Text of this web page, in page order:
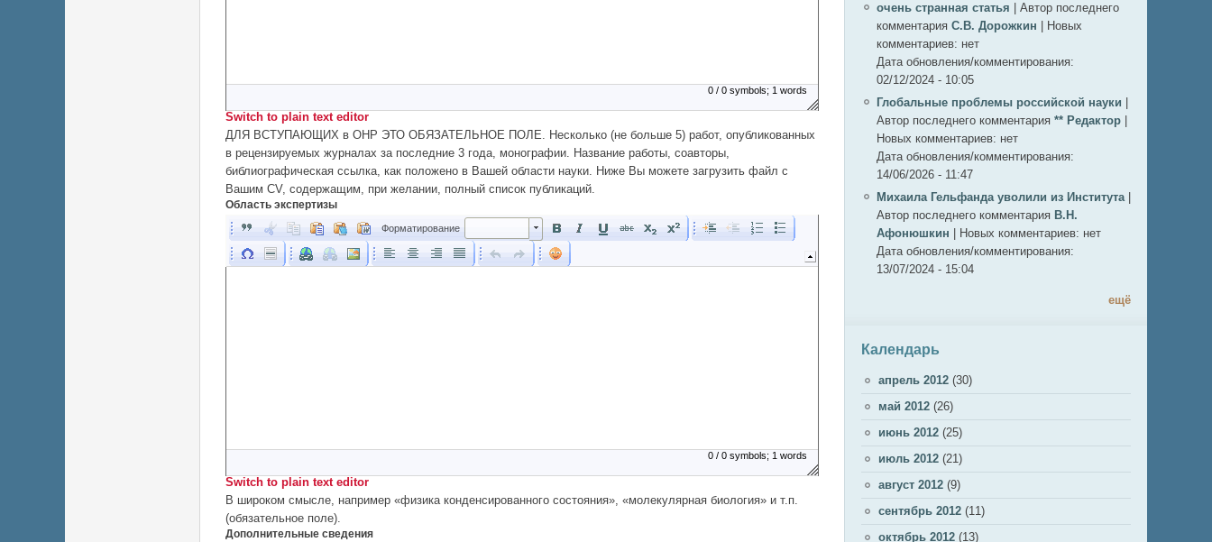
0 / 0 symbols; 1 words
Switch to plain text editor
ДЛЯ ВСТУПАЮЩИХ в ОНР ЭТО ОБЯЗАТЕЛЬНОЕ ПОЛЕ. Несколько (не больше 5) работ, опубликованных
в рецензируемых журналах за последние 3 года, монографии. Название работы, соавторы,
библиографическая ссылка, как положено в Вашей области науки. Ниже Вы можете загрузить файл с
Вашим CV, содержащим, при желании, полный список публикаций.
Область экспертизы
Форматирование
0 / 0 symbols; 1 words
Switch to plain text editor
В широком смысле, например «физика конденсированного состояния», «молекулярная биология» и т.п.
(обязательное поле).
Дополнительные сведения
очень странная статья
Автор последнего
комментария С.В. Дорожкин
Новых
комментариев: нет
Дата обновления/комментирования:
02/12/2024 - 10:05
Глобальные проблемы российской науки
Автор последнего комментария ** Редактор
Новых комментариев: нет
Дата обновления/комментирования:
14/06/2026 - 11:47
Михаила Гельфанда уволили из Института
Автор последнего комментария В.Н.
Афонюшкин
Новых комментариев: нет
Дата обновления/комментирования:
13/07/2024 - 15:04
ещё
Календарь
апрель 2012 (30)
май 2012 (26)
июнь 2012 (25)
июль 2012 (21)
август 2012 (9)
сентябрь 2012 (11)
октябрь 2012 (13)